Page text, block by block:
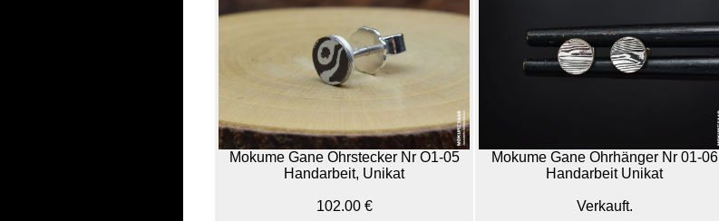
Mokume Gane Ohrstecker Nr O1-05
Handarbeit, Unikat
102.00 €
Mokume Gane Ohrhänger Nr 01-06
Handarbeit Unikat
Verkauft.